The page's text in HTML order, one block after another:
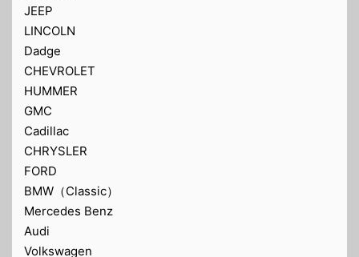
JEEP
LINCOLN
Dadge
CHEVROLET
HUMMER
GMC
Cadillac
CHRYSLER
FORD
BMW（Classic）
Mercedes Benz
Audi
Volkswagen